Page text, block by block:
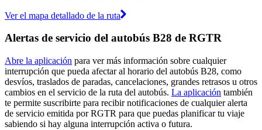
Ver el mapa detallado de la ruta
Alertas de servicio del autobús B28 de RGTR
Abre la aplicación para ver más información sobre cualquier
interrupción que pueda afectar al horario del autobús B28, como
desvíos, traslados de paradas, cancelaciones, grandes retrasos u otros
cambios en el servicio de la ruta del autobús. La aplicación también
te permite suscribirte para recibir notificaciones de cualquier alerta
de servicio emitida por RGTR para que puedas planificar tu viaje
sabiendo si hay alguna interrupción activa o futura.